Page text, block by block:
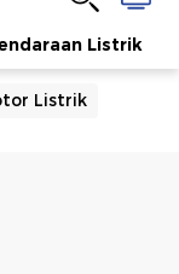
Listrik
Listrik